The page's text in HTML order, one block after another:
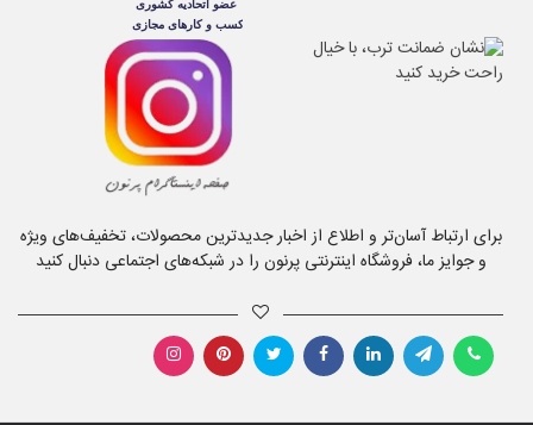
برای ارتباط آسان‌تر و اطلاع از اخبار جدیدترین محصولات، تخفیف‌های ویژه
و جوایز ما، فروشگاه اینترنتی پرنون را در شبکه‌های اجتماعی دنبال کنید